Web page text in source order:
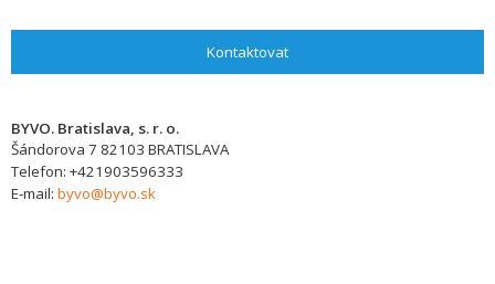
Kontaktovat
BYVO. Bratislava, s. r. o.
Šándorova 7 82103 BRATISLAVA
Telefon: +421903596333
E-mail: byvo@byvo.sk